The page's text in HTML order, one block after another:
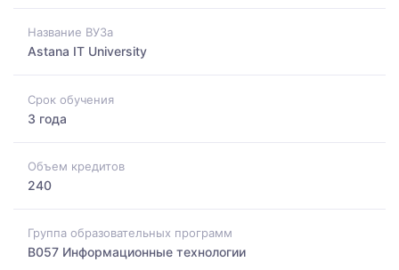
Название ВУЗа
Astana IT University
Срок обучения
3 года
Объем кредитов
240
Группа образовательных программ
B057 Информационные технологии